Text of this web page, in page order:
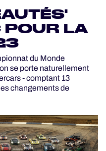
POUR LA
du Monde
se porte naturellement
- comptant 13
changements de